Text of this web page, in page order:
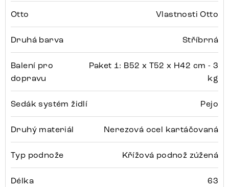
Otto Vlastnosti Otto
Druhá barva Stříbrná
Balení pro
dopravu
Paket 1: B52 x T52 x H42 cm - 3
kg
Sedák systém židlí Pejo
Druhý materiál Nerezová ocel kartáčovaná
Typ podnože Křížová podnož zúžená
Délka 63